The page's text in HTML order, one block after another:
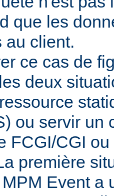
que les
au client.
ce cas de
deux
ou servir un
FCGI/CGI
première
Event a